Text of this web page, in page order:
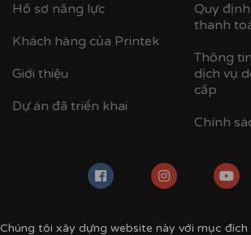
Hồ sơ năng lực
Khách hàng của Printek
Giới thiệu
Dự án đã triển khai
Quy
thanh
Thông
dịch vụ
cấp
Chính
Chúng tôi xây dựng website này với mục